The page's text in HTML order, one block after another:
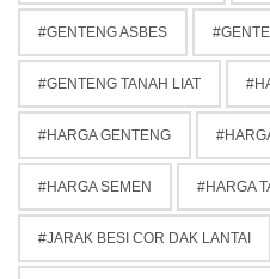
GENTENG ASBES
GENTENG TANAH LIAT
HARGA GENTENG
HARGA SEMEN HARGA
JARAK BESI COR DAK LANTAI